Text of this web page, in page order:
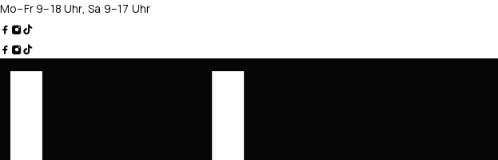
Mo–Fr 9–18 Uhr, Sa 9–17 Uhr